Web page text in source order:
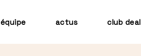
équipe actus club deal